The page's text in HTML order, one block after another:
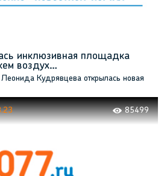
инклюзивная площадка
воздух…
Кудрявцева открылась новая
85499